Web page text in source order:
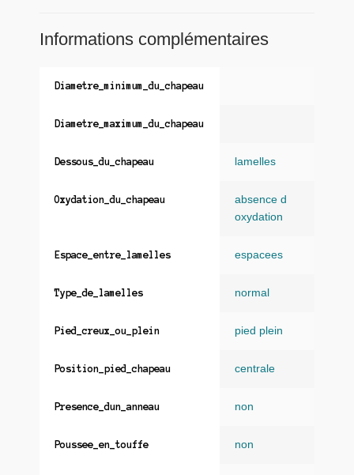
Informations complémentaires
Diametre_minimum_du_chapeau
Diametre_maximum_du_chapeau
Dessous_du_chapeau lamelles
Oxydation_du_chapeau
absence d
oxydation
Espace_entre_lamelles espacees
Type_de_lamelles normal
Pied_creux_ou_plein pied plein
Position_pied_chapeau centrale
Presence_dun_anneau non
Poussee_en_touffe non